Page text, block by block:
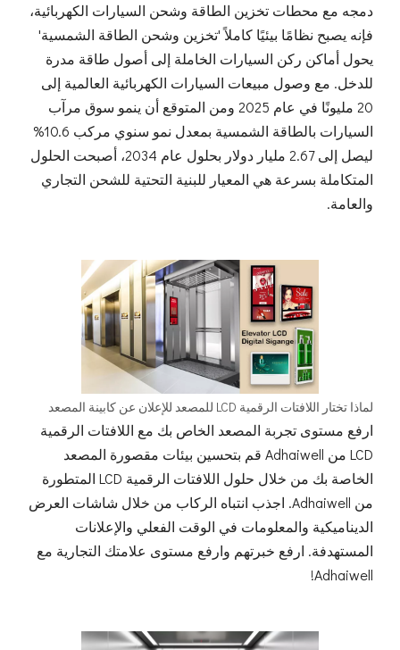
دمجه مع محطات تخزين الطاقة وشحن السيارات الكهربائية،
فإنه يصبح نظامًا بيئيًا كاملاً 'تخزين وشحن الطاقة الشمسية'
يحول أماكن ركن السيارات الخاملة إلى أصول طاقة مدرة
للدخل. مع وصول مبيعات السيارات الكهربائية العالمية إلى
20 مليونًا في عام 2025 ومن المتوقع أن ينمو سوق مرآب
السيارات بالطاقة الشمسية بمعدل نمو سنوي مركب 10.6%
ليصل إلى 2.67 مليار دولار بحلول عام 2034، أصبحت الحلول
المتكاملة بسرعة هي المعيار للبنية التحتية للشحن التجاري
والعامة.
لماذا تختار اللافتات الرقمية LCD للمصعد للإعلان عن كابينة المصعد
ارفع مستوى تجربة المصعد الخاص بك مع اللافتات الرقمية
LCD من Adhaiwell قم بتحسين بيئات مقصورة المصعد
الخاصة بك من خلال حلول اللافتات الرقمية LCD المتطورة
من Adhaiwell. اجذب انتباه الركاب من خلال شاشات العرض
الديناميكية والمعلومات في الوقت الفعلي والإعلانات
المستهدفة. ارفع خبرتهم وارفع مستوى علامتك التجارية مع
Adhaiwell!